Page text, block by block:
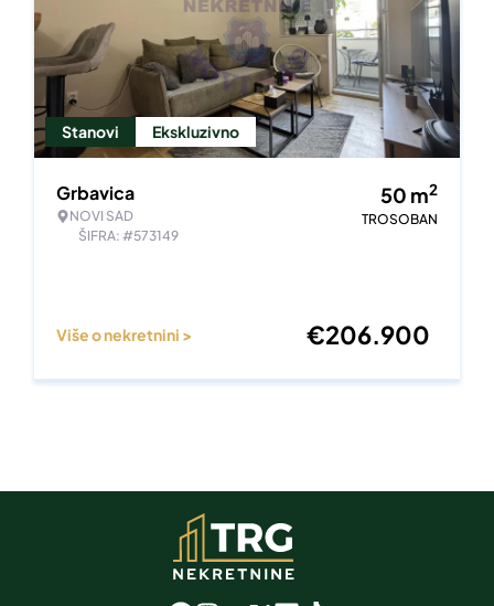
Stanovi Ekskluzivno
Grbavica
NOVI SAD
ŠIFRA: #573149
50 m2
TROSOBAN
Više o nekretnini > €206.900